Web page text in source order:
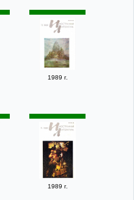
1989 г.
1989 г.